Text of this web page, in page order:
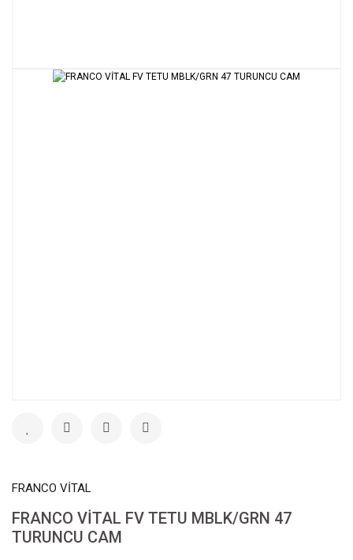
FRANCO VİTAL
FRANCO VİTAL FV TETU MBLK/GRN 47
TURUNCU CAM